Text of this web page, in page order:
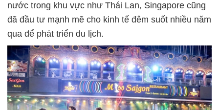
nước trong khu vực như Thái Lan, Singapore cũng
đã đầu tư mạnh mẽ cho kinh tế đêm suốt nhiều năm
qua để phát triển du lịch.